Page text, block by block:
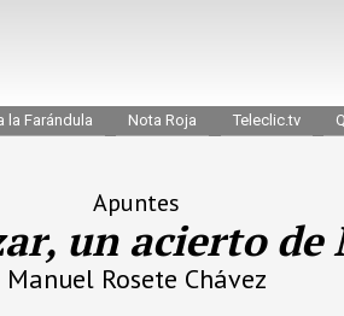
la Farándula Nota Roja Teleclic.tv
Apuntes
un acierto de
Manuel Rosete Chávez